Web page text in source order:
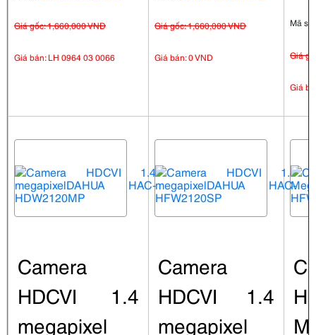
Giá gốc: 1,660,000 VND
Giá bán: LH 0964 03 0066
Giá gốc: 1,660,000 VND
Giá bán: 0 VND
Mã sp:
Giá
Giá
Camera
HDCVI 1.4
megapixel
Camera
HDCVI 1.4
megapixel